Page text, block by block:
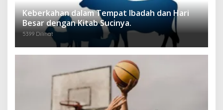
Keberkahan dalam Tempat Ibadah dan Hari
Besar dengan Kitab Sucinya.
5399 Dilihat